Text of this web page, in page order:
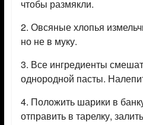
чтобы размякли.
2. Овсяные хлопья
но не в муку.
3. Все ингредиенты
однородной пасты.
4. Положить шарики в
отправить в тарелку,